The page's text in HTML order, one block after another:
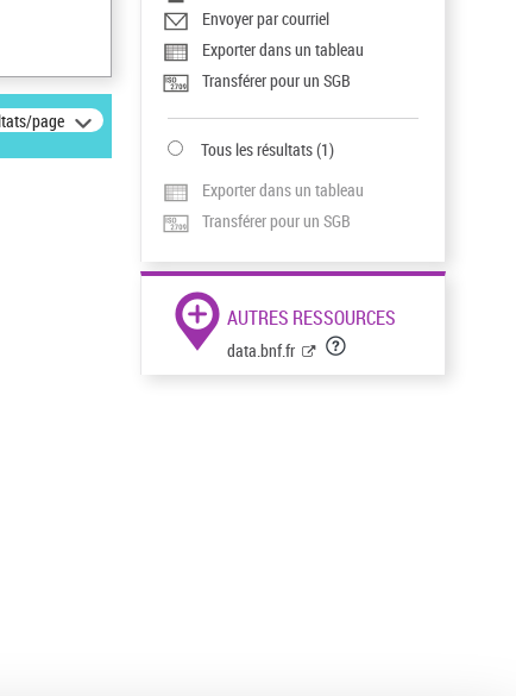
page
Envoyer par courriel
Exporter dans un tableau
Transférer pour un SGB
Tous les résultats(1)
Exporter dans un tableau
Transférer pour un SGB
AUTRES RESSOURCES
data.bnf.fr